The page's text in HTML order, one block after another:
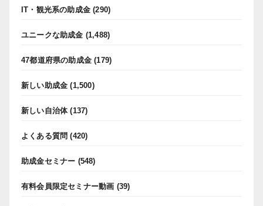
IT・観光系の助成金 (290)
ユニークな助成金 (1,488)
47都道府県の助成金 (179)
新しい助成金 (1,500)
新しい自治体(137)
よくある質問 (420)
助成金セミナー (548)
有料会員限定セミナー動画 (39)